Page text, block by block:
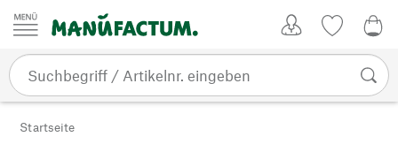
Zum Inhalt springen
Startseite